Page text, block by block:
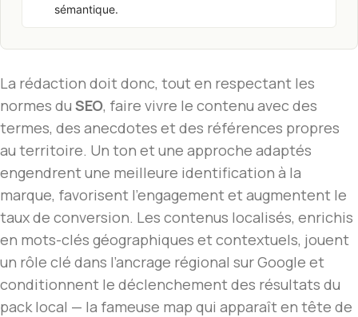
sémantique.
La rédaction doit donc, tout en respectant les
normes du SEO, faire vivre le contenu avec des
termes, des anecdotes et des références propres
au territoire. Un ton et une approche adaptés
engendrent une meilleure identification à la
marque, favorisent l’engagement et augmentent le
taux de conversion. Les contenus localisés, enrichis
en mots-clés géographiques et contextuels, jouent
un rôle clé dans l’ancrage régional sur Google et
conditionnent le déclenchement des résultats du
pack local — la fameuse map qui apparaît en tête de